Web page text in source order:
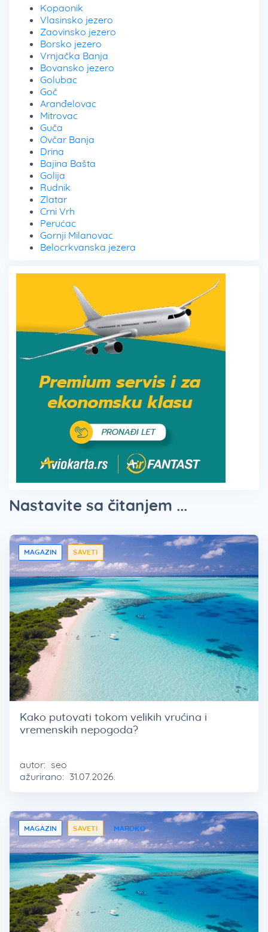
Kopaonik
Vlasinsko jezero
Zaovinsko jezero
Borsko jezero
Vrnjačka Banja
Bovansko jezero
Golubac
Goč
Aranđelovac
Mitrovac
Guča
Ovčar Banja
Drina
Bajina Bašta
Golija
Rudnik
Zlatar
Crni Vrh
Perućac
Gornji Milanovac
Belocrkvanska jezera
Nastavite sa čitanjem ...
MAGAZIN SAVETI
Kako putovati tokom velikih vrućina i
vremenskih nepogoda?
autor: seo
ažurirano: 31.07.2026.
MAGAZIN SAVETI MAROKO